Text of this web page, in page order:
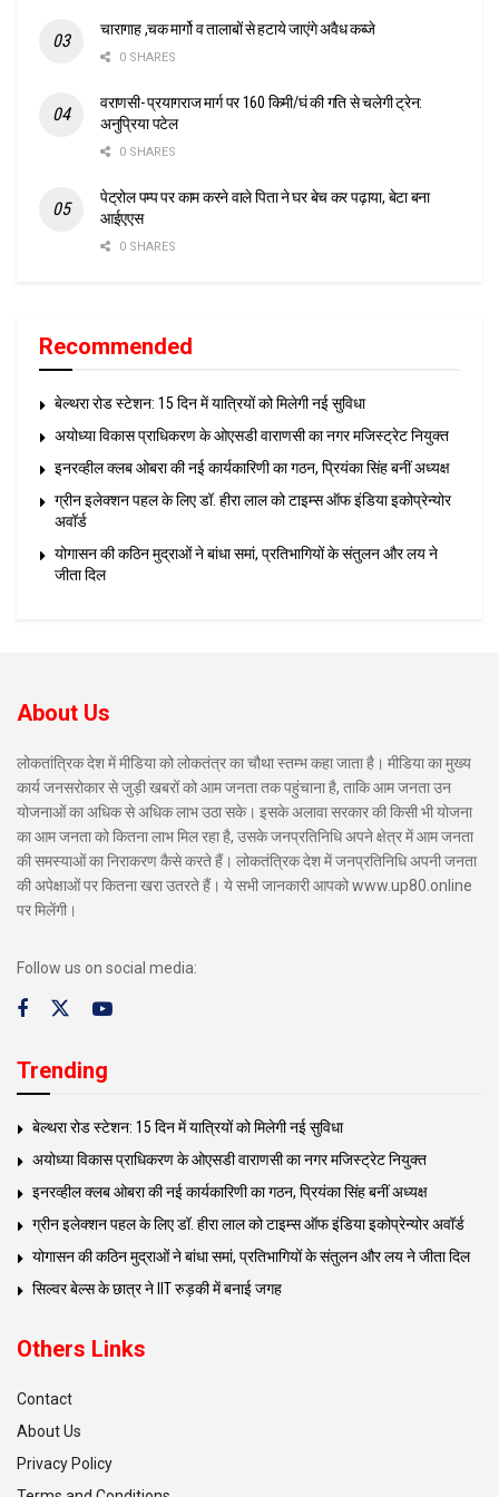
चारागाह ,चक मार्गो व तालाबों से हटाये जाएंगे अवैध कब्जे
0 SHARES
वराणसी- प्रयागराज मार्ग पर 160 किमी/घं की गति से चलेगी ट्रेन:
अनुप्रिया पटेल
0 SHARES
पेट्रोल पम्प पर काम करने वाले पिता ने घर बेच कर पढ़ाया, बेटा बना
आईएएस
0 SHARES
Recommended
बेल्थरा रोड स्टेशन: 15 दिन में यात्रियों को मिलेगी नई सुविधा
अयोध्या विकास प्राधिकरण के ओएसडी वाराणसी का नगर मजिस्ट्रेट नियुक्त
इनरव्हील क्लब ओबरा की नई कार्यकारिणी का गठन, प्रियंका सिंह बनीं अध्यक्ष
ग्रीन इलेक्शन पहल के लिए डॉ. हीरा लाल को टाइम्स ऑफ इंडिया इकोप्रेन्योर
अवॉर्ड
योगासन की कठिन मुद्राओं ने बांधा समां, प्रतिभागियों के संतुलन और लय ने
जीता दिल
About Us
लोकतांत्रिक देश में मीडिया को लोकतंत्र का चौथा स्तम्भ कहा जाता है। मीडिया का मुख्य
कार्य जनसरोकार से जुड़ी खबरों को आम जनता तक पहुंचाना है, ताकि आम जनता उन
योजनाओं का अधिक से अधिक लाभ उठा सके। इसके अलावा सरकार की किसी भी योजना
का आम जनता को कितना लाभ मिल रहा है, उसके जनप्रतिनिधि अपने क्षेत्र में आम जनता
की समस्याओं का निराकरण कैसे करते हैं। लोकतंत्रिक देश में जनप्रतिनिधि अपनी जनता
की अपेक्षाओं पर कितना खरा उतरते हैं। ये सभी जानकारी आपको www.up80.online
पर मिलेंगी।
Follow us on social media:
Trending
बेल्थरा रोड स्टेशन: 15 दिन में यात्रियों को मिलेगी नई सुविधा
अयोध्या विकास प्राधिकरण के ओएसडी वाराणसी का नगर मजिस्ट्रेट नियुक्त
इनरव्हील क्लब ओबरा की नई कार्यकारिणी का गठन, प्रियंका सिंह बनीं अध्यक्ष
ग्रीन इलेक्शन पहल के लिए डॉ. हीरा लाल को टाइम्स ऑफ इंडिया इकोप्रेन्योर अवॉर्ड
योगासन की कठिन मुद्राओं ने बांधा समां, प्रतिभागियों के संतुलन और लय ने जीता दिल
सिल्वर बेल्स के छात्र ने IIT रुड़की में बनाई जगह
Others Links
Contact
About Us
Privacy Policy